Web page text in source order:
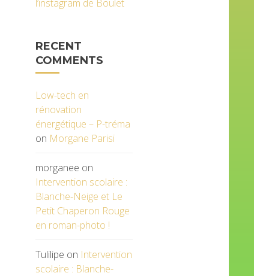
l’instagram de Boulet
RECENT
COMMENTS
Low-tech en
rénovation
énergétique – P-tréma
on Morgane Parisi
morganee on
Intervention scolaire :
Blanche-Neige et Le
Petit Chaperon Rouge
en roman-photo !
Tulilipe on Intervention
scolaire : Blanche-